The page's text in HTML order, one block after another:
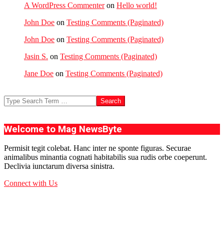
A WordPress Commenteron Hello world!
John Doe on Testing Comments (Paginated)
John Doe on Testing Comments (Paginated)
Jasin S. on Testing Comments (Paginated)
Jane Doe on Testing Comments (Paginated)
Search
Welcome to Mag NewsByte
Permisit tegit colebat. Hanc inter ne sponte figuras. Securae
animalibus minantia cognati habitabilis sua rudis orbe coeperunt.
Declivia iunctarum diversa sinistra.
Connect with Us